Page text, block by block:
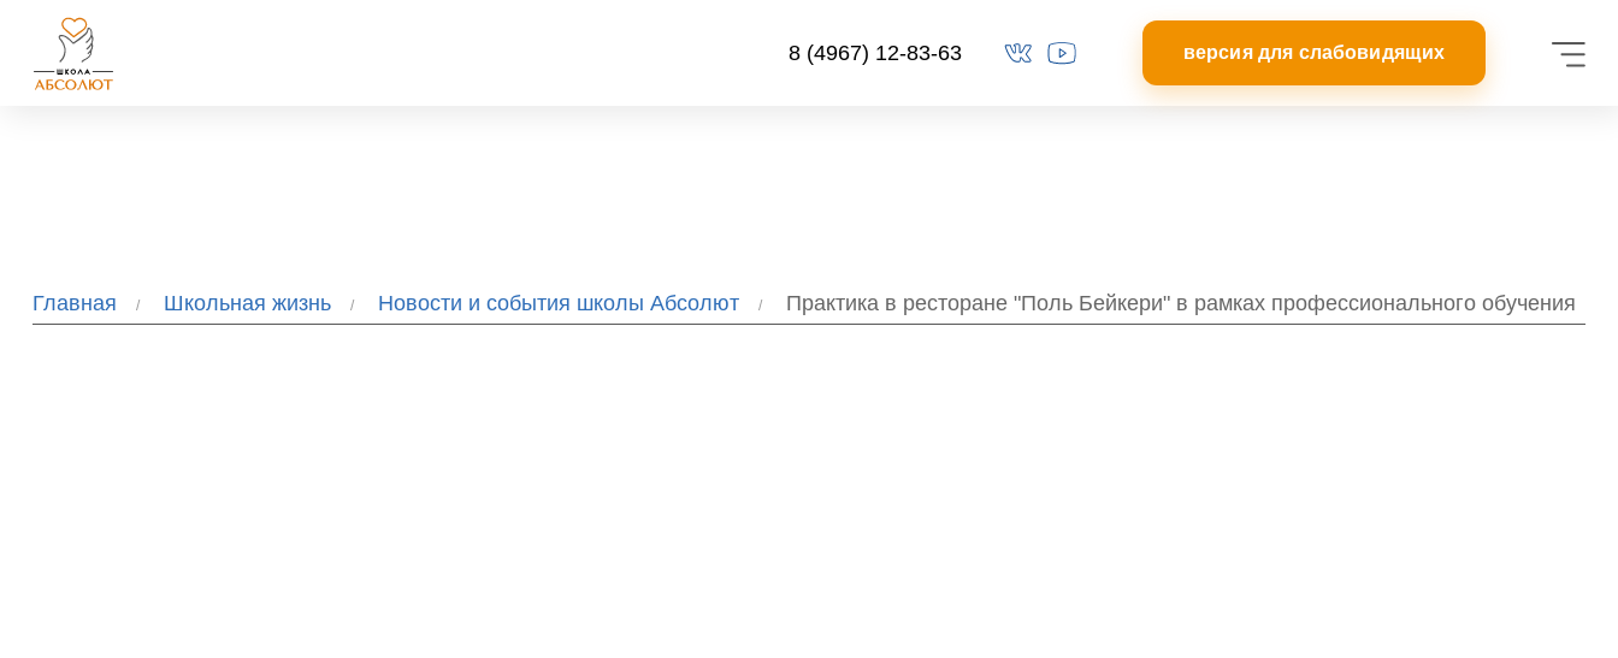
8 (4967) 12-83-63
Главная Школьная жизнь Новости и события школы Абсолют Практика в ресторане "Поль Бейкери" в рамках профессионального обучения